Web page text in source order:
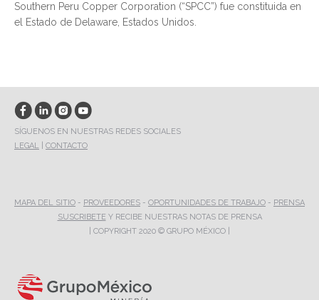
Southern Peru Copper Corporation (“SPCC”) fue constituida en
el Estado de Delaware, Estados Unidos.
SÍGUENOS EN NUESTRAS REDES SOCIALES
LEGAL
CONTACTO
MAPA DEL SITIO - PROVEEDORES - OPORTUNIDADES DE TRABAJO - PRENSA
SUSCRIBETE Y RECIBE NUESTRAS NOTAS DE PRENSA
| COPYRIGHT 2020 © GRUPO MÉXICO |